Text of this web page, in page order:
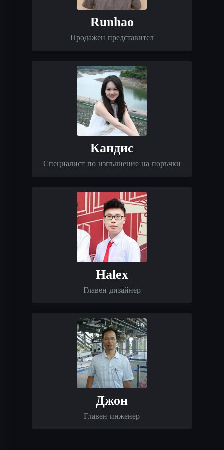
Runhao
Продажен представител
Кандис
Специалист по изпълнение на поръчки
Halex
Главен дизайнер
Джон
Главен инженер